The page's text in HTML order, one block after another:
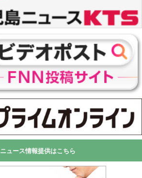
ニュース情報提供はこちら